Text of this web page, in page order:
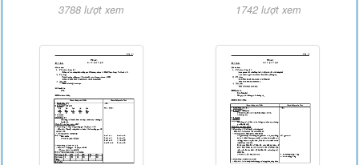
3788 lượt xem 1742 lượt xem